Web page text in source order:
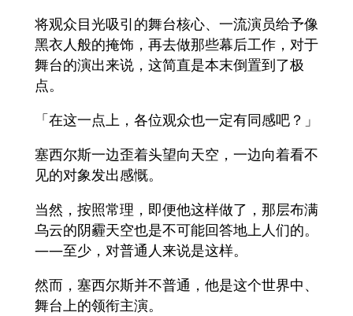
将观众目光吸引的舞台核心、一流演员给予像
黑衣人般的掩饰，再去做那些幕后工作，对于
舞台的演出来说，这简直是本末倒置到了极
点。
「在这一点上，各位观众也一定有同感吧？」
塞西尔斯一边歪着头望向天空，一边向着看不
见的对象发出感慨。
当然，按照常理，即便他这样做了，那层布满
乌云的阴霾天空也是不可能回答地上人们的。
——至少，对普通人来说是这样。
然而，塞西尔斯并不普通，他是这个世界中、
舞台上的领衔主演。